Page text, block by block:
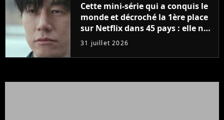
Cette mini-série qui a conquis le
monde et décroché la 1ère place
sur Netflix dans 45 pays : elle ne
compte que 10 épisodes et c'est
un phénomène mondial
31 juillet 2026